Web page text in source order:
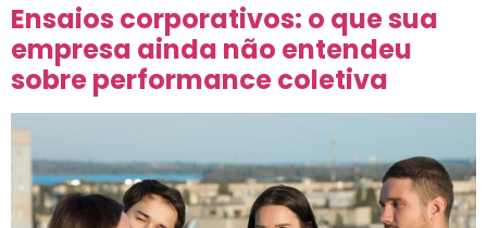
Ensaios corporativos: o que sua
empresa ainda não entendeu
sobre performance coletiva